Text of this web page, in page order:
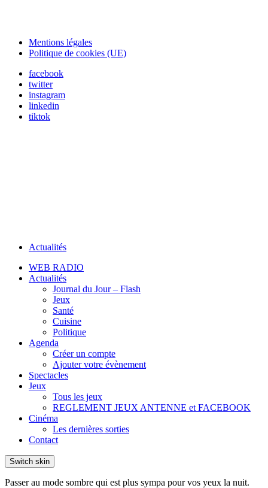
Mentions légales
Politique de cookies (UE)
facebook
twitter
instagram
linkedin
tiktok
Actualités
WEB RADIO
Actualités
Journal du Jour – Flash
Jeux
Santé
Cuisine
Politique
Agenda
Créer un compte
Ajouter votre évènement
Spectacles
Jeux
Tous les jeux
REGLEMENT JEUX ANTENNE et FACEBOOK
Cinéma
Les dernières sorties
Contact
Switch skin
Passer au mode sombre qui est plus sympa pour vos yeux la nuit.